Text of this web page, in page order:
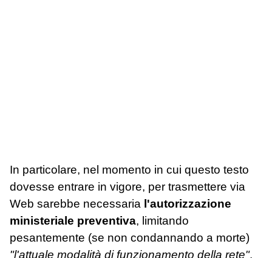
In particolare, nel momento in cui questo testo
dovesse entrare in vigore, per trasmettere via
Web sarebbe necessaria l'autorizzazione
ministeriale preventiva, limitando
pesantemente (se non condannando a morte)
"l'attuale modalità di funzionamento della rete",